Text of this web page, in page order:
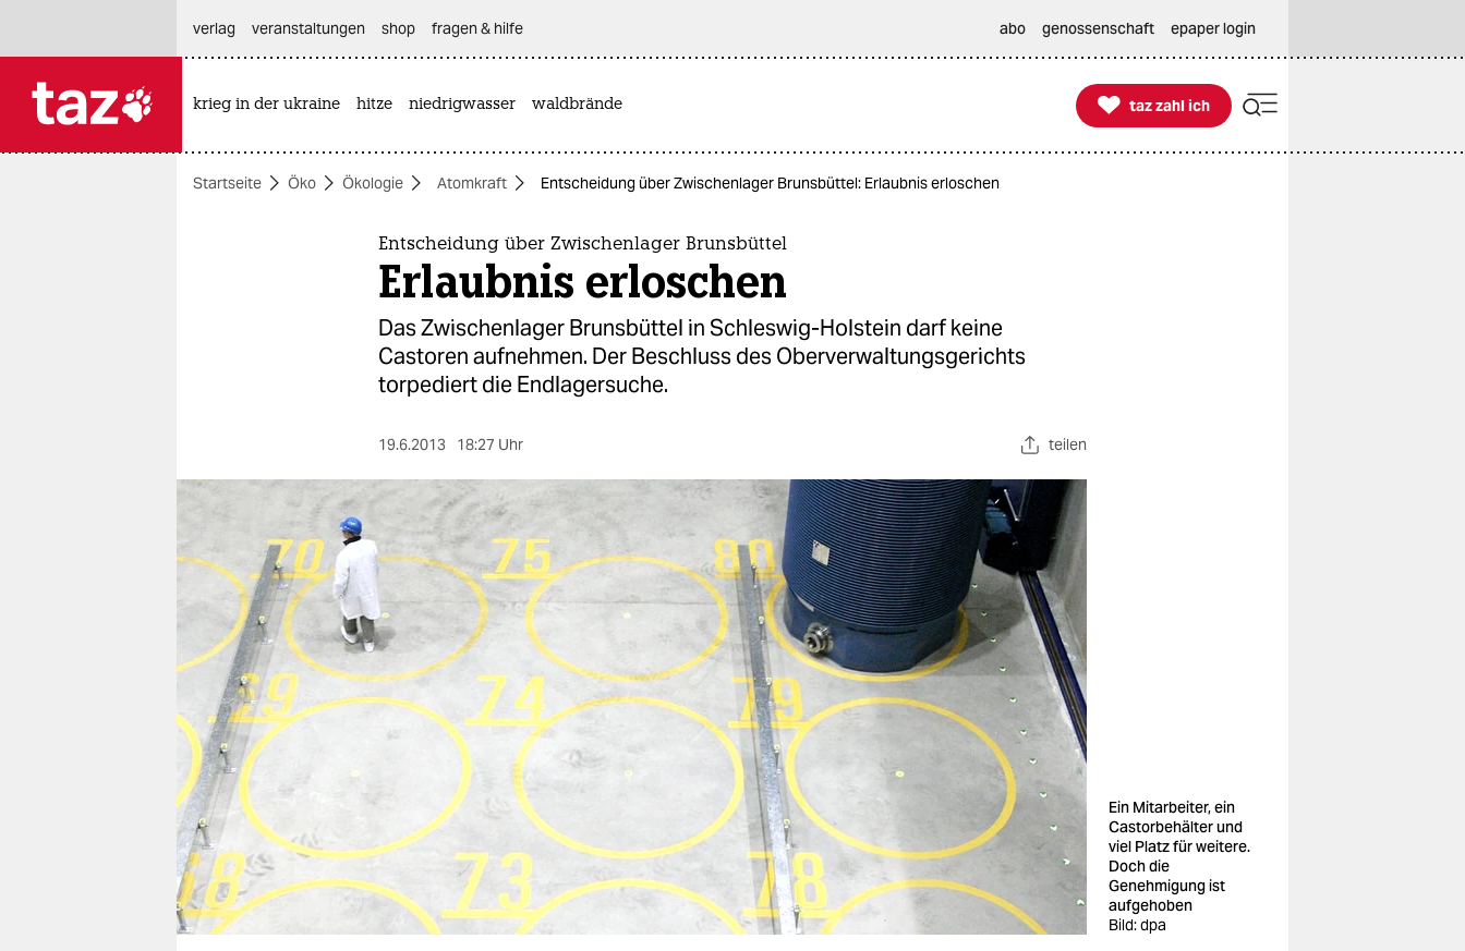
themen
berlin
wahrheit
verlag
verlag
veranstaltungen
shop
fragen & hilfe
unterstützen
abo
genossenschaft
verlag
veranstaltungen shop fragen & hilfe abo genossenschaft epaper login
krieg in der ukraine hitze niedrigwasser waldbrände 
taz zahl ich
taz zahl ich
Startseite Öko Ökologie Atomkraft Entscheidung über Zwischenlager Brunsbüttel: Erlaubnis erloschen
Entscheidung über Zwischenlager Brunsbüttel
Erlaubnis erloschen
Das Zwischenlager Brunsbüttel in Schleswig-Holstein darf keine
Castoren aufnehmen. Der Beschluss des Oberverwaltungsgerichts
torpediert die Endlagersuche.
19.6.2013 18:27 Uhr teilen
Ein Mitarbeiter, ein
Castorbehälter und
viel Platz für weitere.
Doch die
Genehmigung ist
aufgehoben
Bild: dpa